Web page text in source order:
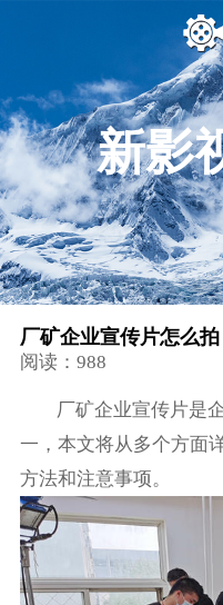
新影
厂矿企业宣传片怎么拍
阅读：988
厂矿企业宣传片是
一，本文将从多个方面
方法和注意事项。